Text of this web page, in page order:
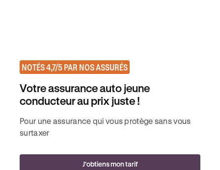
NOTÉS 4,7/5 PAR NOS ASSURÉS
Votre assurance auto jeune
conducteur au prix juste !
Pour une assurance qui vous protège sans vous
surtaxer
J’obtiens mon tarif